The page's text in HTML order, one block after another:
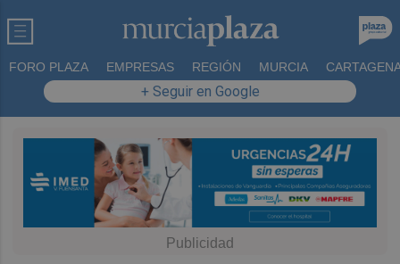
FORO PLAZA EMPRESAS REGIÓN MURCIA
+ Seguir en Google